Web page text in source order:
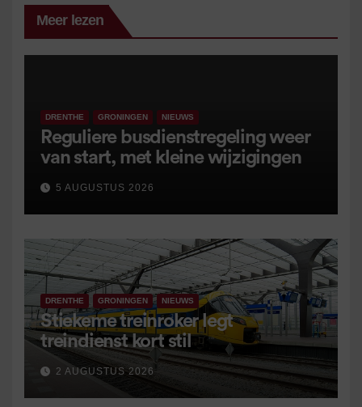
Meer lezen
DRENTHE GRONINGEN NIEUWS
Reguliere busdienstregeling weer
van start, met kleine wijzigingen
5 AUGUSTUS 2026
DRENTHE GRONINGEN NIEUWS
Stiekeme treinroker legt
treindienst kort stil
2 AUGUSTUS 2026